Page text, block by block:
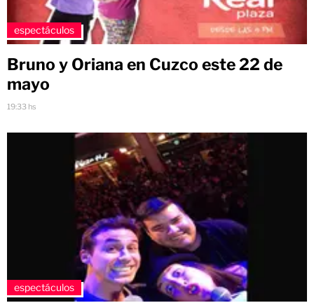
espectáculos
Bruno y Oriana en Cuzco este 22 de
mayo
19:33 hs
espectáculos